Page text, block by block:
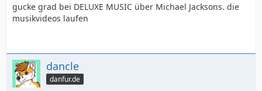
gucke grad bei DELUXE MUSIC über Michael Jacksons. die
musikvideos laufen
dancle
danfur.de